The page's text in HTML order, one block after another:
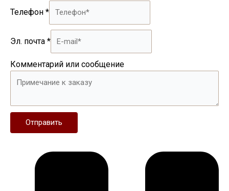
Телефон *
Эл. почта *
Комментарий или сообщение
Отправить